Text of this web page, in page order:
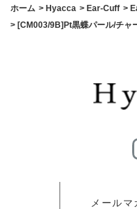
ホーム > Hyacca > Ear-Cuff >
> [CM003/9B]Pt黒蝶パール/チャ
メール